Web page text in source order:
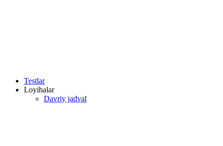
Testlar
Loyihalar
Davriy jadval